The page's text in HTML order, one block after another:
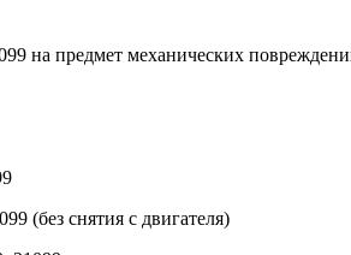
на предмет механических
(без снятия с двигателя)